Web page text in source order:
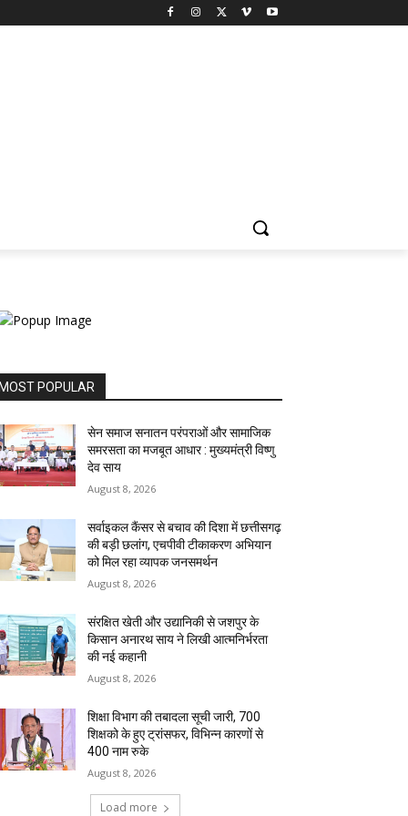
MOST POPULAR
सेन समाज सनातन परंपराओं और सामाजिक
समरसता का मजबूत आधार : मुख्यमंत्री विष्णु
देव साय
August 8, 2026
सर्वाइकल कैंसर से बचाव की दिशा में छत्तीसगढ़
की बड़ी छलांग, एचपीवी टीकाकरण अभियान
को मिल रहा व्यापक जनसमर्थन
August 8, 2026
संरक्षित खेती और उद्यानिकी से जशपुर के
किसान अनारथ साय ने लिखी आत्मनिर्भरता
की नई कहानी
August 8, 2026
शिक्षा विभाग की तबादला सूची जारी, 700
शिक्षको के हुए ट्रांसफर, विभिन्न कारणों से
400 नाम रुके
August 8, 2026
Load more